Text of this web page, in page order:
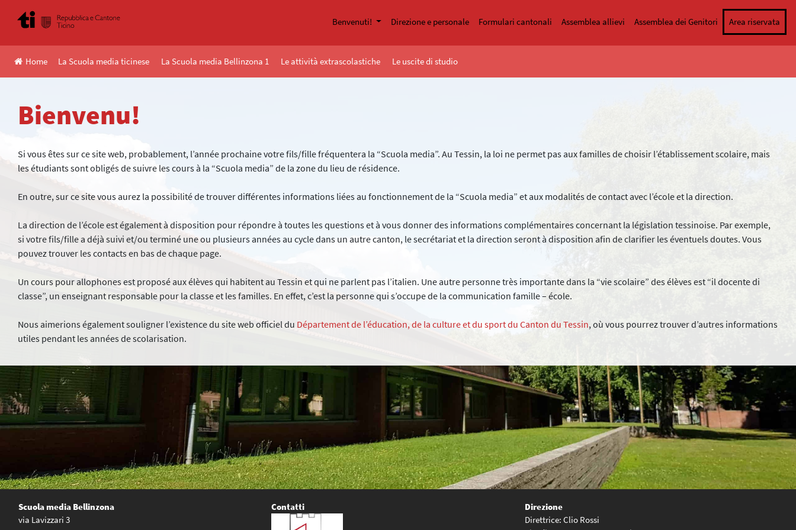
content
Benvenuti! Direzione e personale Formulari cantonali Assemblea allievi Assemblea dei Genitori Area riservata
Home La Scuola media ticinese La Scuola media Bellinzona 1 Le attività extrascolastiche Le uscite di studio
Bienvenu!
Si vous êtes sur ce site web, probablement, l’année prochaine votre fils/fille fréquentera la “Scuola media”. Au Tessin, la loi ne permet pas aux familles de choisir l’établissement scolaire, mais
les étudiants sont obligés de suivre les cours à la “Scuola media” de la zone du lieu de résidence.
En outre, sur ce site vous aurez la possibilité de trouver différentes informations liées au fonctionnement de la “Scuola media” et aux modalités de contact avec l’école et la direction.
La direction de l’école est également à disposition pour répondre à toutes les questions et à vous donner des informations complémentaires concernant la législation tessinoise. Par exemple,
si votre fils/fille a déjà suivi et/ou terminé une ou plusieurs années au cycle dans un autre canton, le secrétariat et la direction seront à disposition afin de clarifier les éventuels doutes. Vous
pouvez trouver les contacts en bas de chaque page.
Un cours pour allophones est proposé aux élèves qui habitent au Tessin et qui ne parlent pas l’italien. Une autre personne très importante dans la “vie scolaire” des élèves est “il docente di
classe”, un enseignant responsable pour la classe et les familles. En effet, c’est la personne qui s’occupe de la communication famille – école.
Nous aimerions également souligner l’existence du site web officiel du Département de l’éducation, de la culture et du sport du Canton du Tessin, où vous pourrez trouver d’autres informations
utiles pendant les années de scolarisation.
Scuola media Bellinzona
via Lavizzari 3
Contatti
Direzione
Direttrice: Clio Rossi